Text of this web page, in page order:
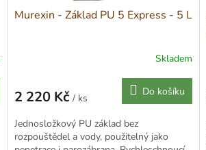
Murexin - Základ PU 5 Express - 5 L
Skladem
2 220 Kč / ks
cena:
Do košíku
Jednosložkový PU základ bez
rozpouštědel a vody, použitelný jako